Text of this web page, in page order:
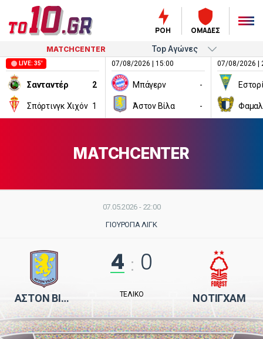
ΡΟΗ ΟΜΑΔΕΣ
MATCHCENTER
LIVE: 35'
Σανταντέρ 2
Σπόρτινγκ Χιχόν 1
07/08/2026 | 15:00
Μπάγερν -
Άστον Βίλα -
07/08/2026 |
MATCHCENTER
07.05.2026 - 22:00
ΓΙΟΥΡΌΠΑ ΛΙΓΚ
ΆΣΤΟΝ ΒΊΛΑ
4 : 0
ΤΕΛΙΚΌ ΝΌΤΙΓΧΑΜ